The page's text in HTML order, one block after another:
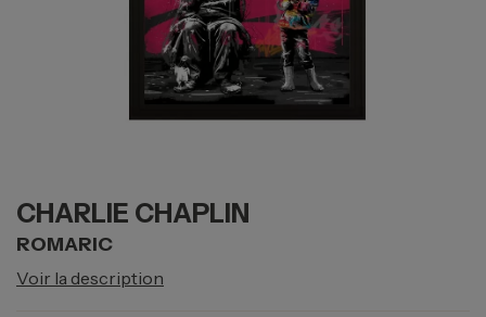
CHARLIE CHAPLIN
ROMARIC
Voir la description